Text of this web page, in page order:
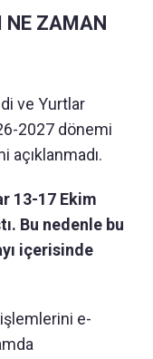
NE ZAMAN
ve Yurtlar
2027 dönemi
13-17 Ekim
Bu nedenle bu
içerisinde
işlemlerini e-